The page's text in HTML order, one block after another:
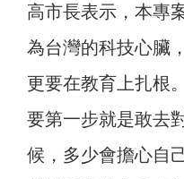
高市長表示，本專
為台灣的科技心臟
更要在教育上扎根
要第一步就是敢去
候，多少會擔心自